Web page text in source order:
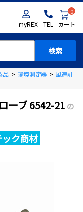
myREX TEL
0
カート
品 > 環境測定器 > 風速計（
ーブ 6542-21 の
ク商材